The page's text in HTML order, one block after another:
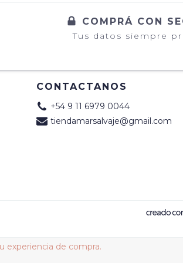
experiencia de compra.
COMPRÁ CON
Tus datos siempre
CONTACTANOS
+54 9 11 6979 0044
tiendamarsalvaje@gmail.com